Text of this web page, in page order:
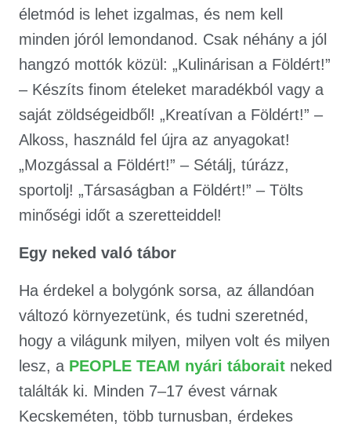
életmód is lehet izgalmas, és nem kell
minden jóról lemondanod. Csak néhány a jól
hangzó mottók közül: „Kulinárisan a Földért!”
– Készíts finom ételeket maradékból vagy a
saját zöldségeidből! „Kreatívan a Földért!” –
Alkoss, használd fel újra az anyagokat!
„Mozgással a Földért!” – Sétálj, túrázz,
sportolj! „Társaságban a Földért!” – Tölts
minőségi időt a szeretteiddel!
Egy neked való tábor
Ha érdekel a bolygónk sorsa, az állandóan
változó környezetünk, és tudni szeretnéd,
hogy a világunk milyen, milyen volt és milyen
lesz, a PEOPLE TEAM nyári táborait neked
találták ki. Minden 7–17 évest várnak
Kecskeméten, több turnusban, érdekes